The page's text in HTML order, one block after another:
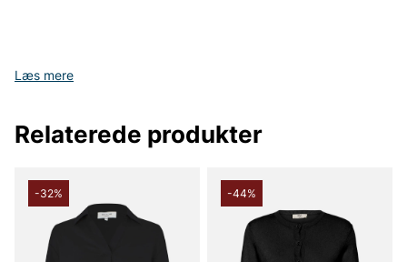
Læs mere
Tak fordi du handler i vores webshop. Besøg også vores butik i
Vingåker.
Relaterede produkter
-32% -44%